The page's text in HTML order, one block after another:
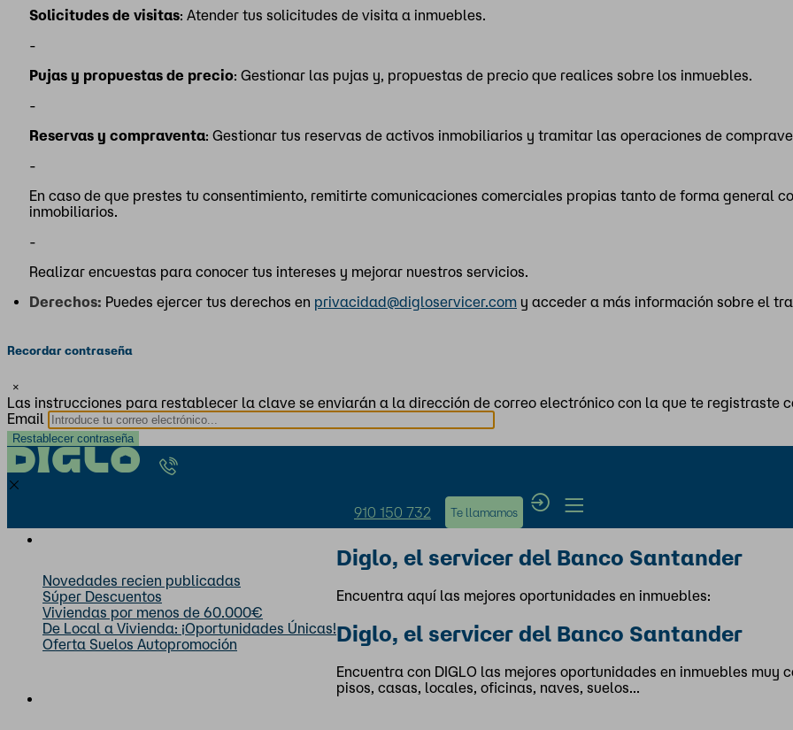
Solicitudes de visitas: Atender tus solicitudes de visita a inmuebles.
-
Pujas y propuestas de precio: Gestionar las pujas y, propuestas de precio que realices sobre los inmuebles.
-
Reservas y compraventa: Gestionar tus reservas de activos inmobiliarios y tramitar las operaciones de
-
En caso de que prestes tu consentimiento, remitirte comunicaciones comerciales propias tanto de forma general
inmobiliarios.
-
Realizar encuestas para conocer tus intereses y mejorar nuestros servicios.
Derechos: Puedes ejercer tus derechos en privacidad@digloservicer.com y acceder a más información sobre el
Recordar contraseña
×
Las instrucciones para restablecer la clave se enviarán a la dirección de correo electrónico con la que te registraste
Email
Novedades recien publicadas
Súper Descuentos
Viviendas por menos de 60.000€
De Local a Vivienda: ¡Oportunidades Únicas!
Oferta Suelos Autopromoción
910 150 732 Te llamamos
Diglo, el servicer del Banco Santander
Encuentra aquí las mejores oportunidades en inmuebles:
Diglo, el servicer del Banco Santander
Encuentra con DIGLO las mejores oportunidades en inmuebles muy
pisos, casas, locales, oficinas, naves, suelos...